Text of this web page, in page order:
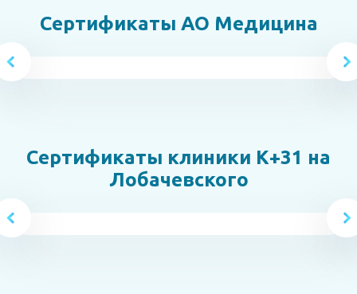
Сертификаты АО Медицина
Сертификаты клиники К+31 на
Лобачевского